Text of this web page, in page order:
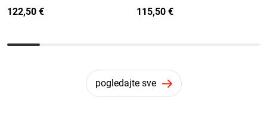
122,50 € 115,50 €
pogledajte sve